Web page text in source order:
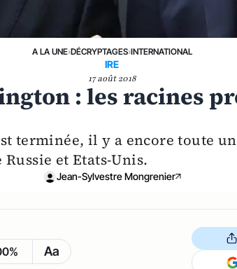
A LA UNE›DÉCRYPTAGES›INTERNATIONAL
IRE
17 août 2018
: les racines
terminée, il y a encore toute
et Etats-Unis.
Jean-Sylvestre Mongrenier
Aa